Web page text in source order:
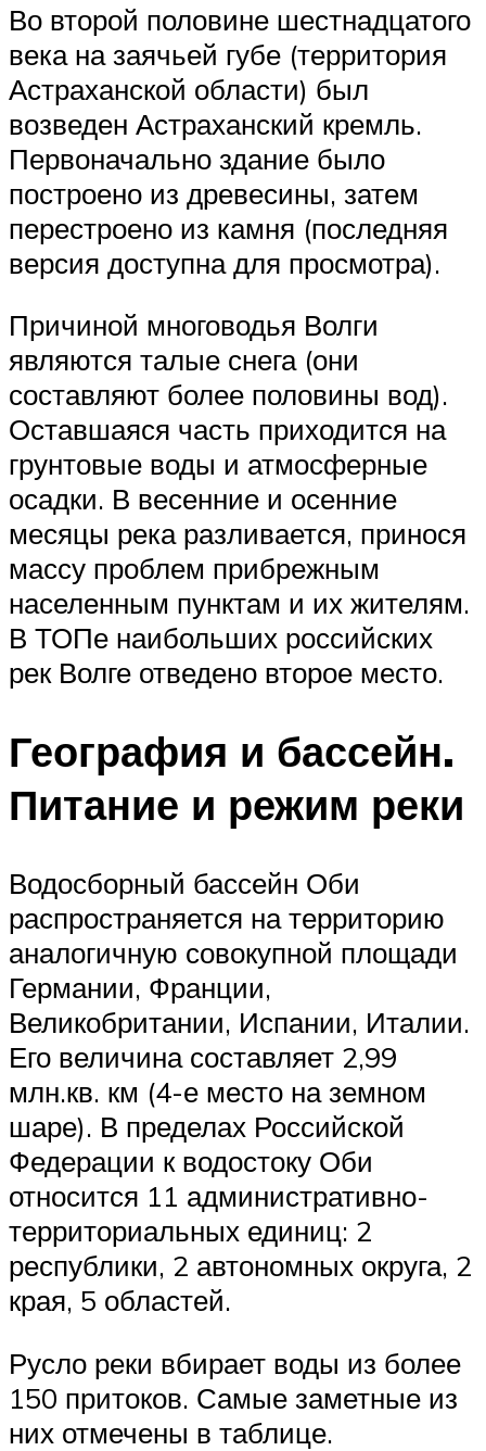
Во второй половине шестнадцатого
века на заячьей губе (территория
Астраханской области) был
возведен Астраханский кремль.
Первоначально здание было
построено из древесины, затем
перестроено из камня (последняя
версия доступна для просмотра).
Причиной многоводья Волги
являются талые снега (они
составляют более половины вод).
Оставшаяся часть приходится на
грунтовые воды и атмосферные
осадки. В весенние и осенние
месяцы река разливается, принося
массу проблем прибрежным
населенным пунктам и их жителям.
В ТОПе наибольших российских
рек Волге отведено второе место.
География и бассейн.
Питание и режим реки
Водосборный бассейн Оби
распространяется на территорию
аналогичную совокупной площади
Германии, Франции,
Великобритании, Испании, Италии.
Его величина составляет 2,99
млн.кв. км (4-е место на земном
шаре). В пределах Российской
Федерации к водостоку Оби
относится 11 административно-
территориальных единиц: 2
республики, 2 автономных округа, 2
края, 5 областей.
Русло реки вбирает воды из более
150 притоков. Самые заметные из
них отмечены в таблице.